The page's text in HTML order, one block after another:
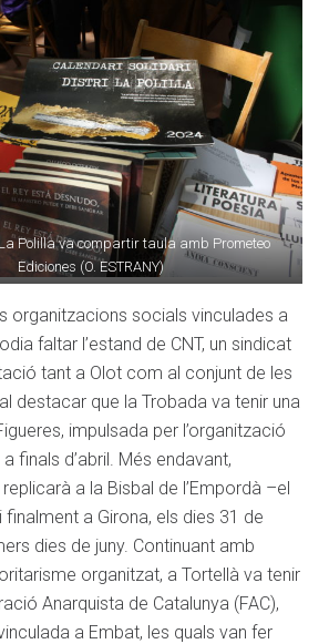
Polilla va compartir taula amb Prometeo
Ediciones (O. ESTRANY)
organitzacions socials vinculades a
faltar l’estand de CNT, un sindicat
tant a Olot com al conjunt de les
destacar que la Trobada va tenir una
impulsada per l’organització
finals d’abril. Més endavant,
a la Bisbal de l’Empordà –el
finalment a Girona, els dies 31 de
dies de juny. Continuant amb
organitzat, a Tortellà va tenir
Anarquista de Catalunya (FAC),
a Embat, les quals van fer